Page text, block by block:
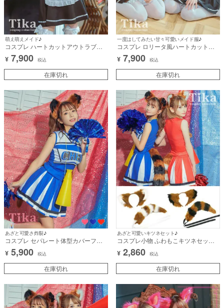
萌え萌えメイド♪
コスプレ ハートカットアウトラブリ
ーガーリーフレアスカートメイド [3
点セット] (ワンピース/エプロン/カチ
ューシャ)【ハロウィン】[tk-
¥ 7,900 税込
在庫切れ
一度はしてみたい甘々可愛いメイド服♪
コスプレ ロリータ風ハートカットア
ウトガーリーツインフレアスカートメ
イド [3点セット] (ワンピース/エプロ
ン/カチューシャ)【ハロウィン】[tk-
¥ 7,900 税込
在庫切れ
あざと可愛さ炸裂♪
コスプレ セパレート体型カバーフレ
アスカートチアガールユニフォーム
[3点セット] (トップス/スカート/ポン
ポン)【ハロウィン】[tk-hw9930b]
¥ 5,900 税込
在庫切れ
あざと可愛いキツネセット♪
コスプレ小物 ふわもこキツネセット
(カチューシャ/しっぽ)【ハロウィン】
[tk-hwts0048]
¥ 2,860 税込
在庫切れ